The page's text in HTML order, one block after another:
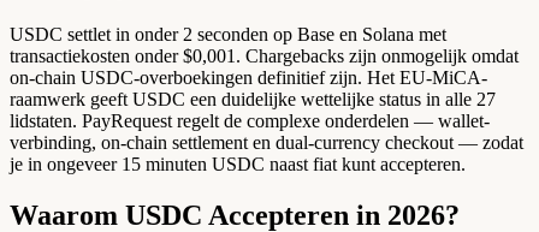
USDC settlet in onder 2 seconden op Base en Solana met
transactiekosten onder $0,001. Chargebacks zijn onmogelijk omdat
on-chain USDC-overboekingen definitief zijn. Het EU-MiCA-
raamwerk geeft USDC een duidelijke wettelijke status in alle 27
lidstaten. PayRequest regelt de complexe onderdelen — wallet-
verbinding, on-chain settlement en dual-currency checkout — zodat
je in ongeveer 15 minuten USDC naast fiat kunt accepteren.
Waarom USDC Accepteren in 2026?